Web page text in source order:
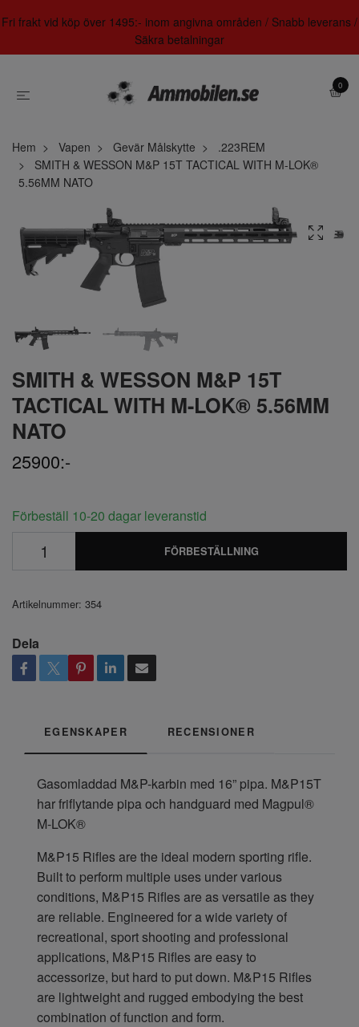
Fri frakt vid köp över 1495:- inom angivna områden / Snabb leverans /
Säkra betalningar
0
Hem Vapen Gevär Målskytte
.223REM
SMITH & WESSON M&P 15T TACTICAL WITH M-LOK®
5.56MM NATO
SMITH & WESSON M&P 15T
TACTICAL WITH M-LOK® 5.56MM
NATO
25900:-
Förbeställ 10-20 dagar leveranstid
FÖRBESTÄLLNING
Artikelnummer: 354
Dela
EGENSKAPER RECENSIONER
Gasomladdad M&P-karbin med 16” pipa. M&P15T
har friflytande pipa och handguard med Magpul®
M-LOK®
M&P15 Rifles are the ideal modern sporting rifle.
Built to perform multiple uses under various
conditions, M&P15 Rifles are as versatile as they
are reliable. Engineered for a wide variety of
recreational, sport shooting and professional
applications, M&P15 Rifles are easy to
accessorize, but hard to put down. M&P15 Rifles
are lightweight and rugged embodying the best
combination of function and form.